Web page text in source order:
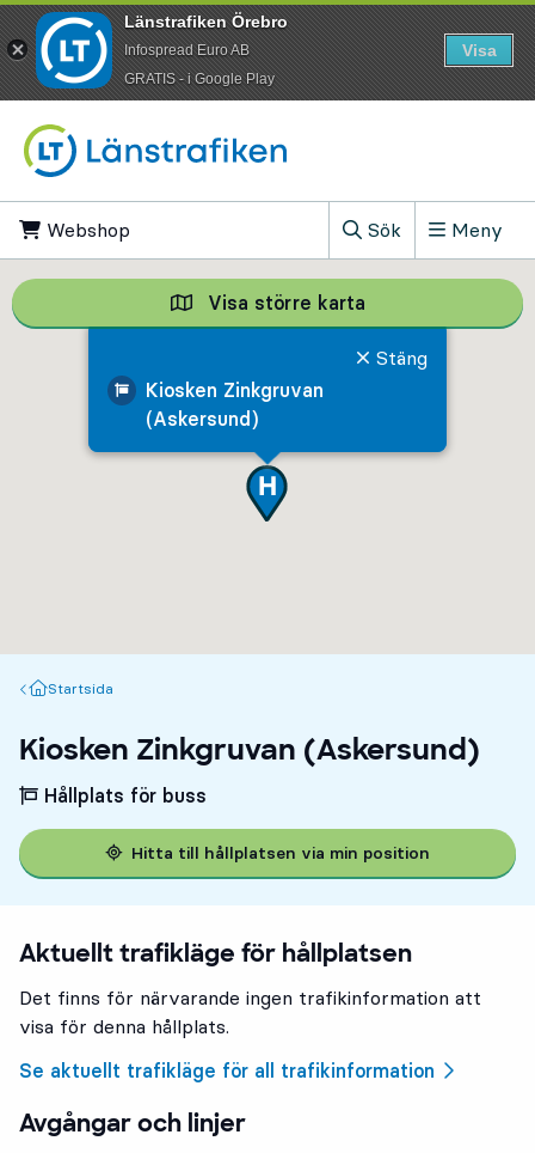
Webshop
Sök
, Visa sökfältet
Meny
Kiosken Zinkgruvan
(Askersund)
Stäng
Visa större karta Visa större
Startsida
Startsida
Kiosken Zinkgruvan (Askersund)
Hållplats för buss
Hitta till hållplatsen via min position
Aktuellt trafikläge för hållplatsen
Det finns för närvarande ingen trafikinformation att
visa för denna hållplats.
Se aktuellt trafikläge för all trafikinformation
Avgångar och linjer
Länstrafiken Örebro
Infospread Euro AB
​GRATIS - i Google Play
Visa